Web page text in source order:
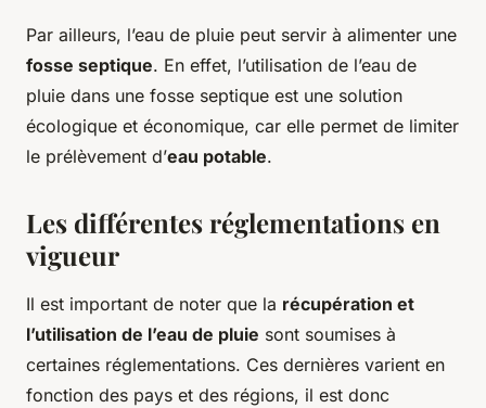
Par ailleurs, l’eau de pluie peut servir à alimenter une
fosse septique. En effet, l’utilisation de l’eau de
pluie dans une fosse septique est une solution
écologique et économique, car elle permet de limiter
le prélèvement d’eau potable.
Les différentes réglementations en
vigueur
Il est important de noter que la récupération et
l’utilisation de l’eau de pluie sont soumises à
certaines réglementations. Ces dernières varient en
fonction des pays et des régions, il est donc